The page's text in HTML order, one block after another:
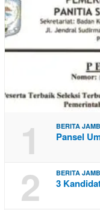
1 BERITA
Pansel
2 BERITA
3